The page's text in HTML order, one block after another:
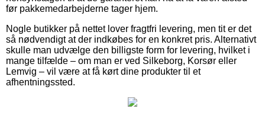
før pakkemedarbejderne tager hjem.
Nogle butikker på nettet lover fragtfri levering, men tit er det
så nødvendigt at der indkøbes for en konkret pris. Alternativt
skulle man udvælge den billigste form for levering, hvilket i
mange tilfælde – om man er ved Silkeborg, Korsør eller
Lemvig – vil være at få kørt dine produkter til et
afhentningssted.